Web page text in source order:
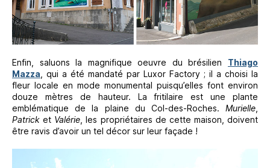
Enfin, saluons la magnifique oeuvre du brésilien Thiago
Mazza , qui a été mandaté par Luxor Factory ; il a choisi la
fleur locale en mode monumental puisqu’elles font environ
douze mètres de hauteur. La fritilaire est une plante
emblématique de la plaine du Col-des-Roches. Murielle
Patrick et Valérie , les propriétaires de cette maison, doivent
être ravis d’avoir un tel décor sur leur façade !